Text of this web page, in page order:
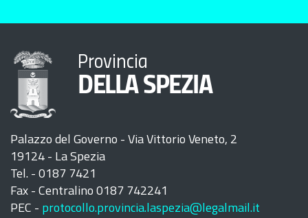
Provincia
DELLA SPEZIA
Palazzo del Governo - Via Vittorio Veneto, 2
19124 - La Spezia
Tel. - 0187 7421
Fax - Centralino 0187 742241
PEC - protocollo.provincia.laspezia@legalmail.it